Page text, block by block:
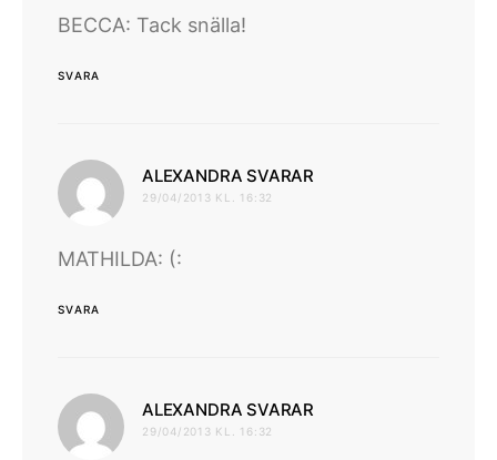
BECCA: Tack snälla!
SVARA
ALEXANDRA SVARAR
29/04/2013 KL. 16:32
MATHILDA: (:
SVARA
ALEXANDRA SVARAR
29/04/2013 KL. 16:32